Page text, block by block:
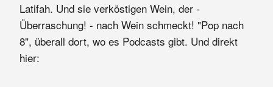
Latifah. Und sie verköstigen Wein, der -
Überraschung! - nach Wein schmeckt! "Pop nach
8", überall dort, wo es Podcasts gibt. Und direkt
hier: